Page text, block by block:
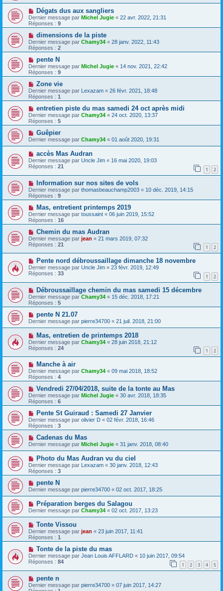
Dégats dus aux sangliers
Dernier message par Michel Jugie « 22 avr. 2022, 21:31
Réponses : 9
dimensions de la piste
Dernier message par Chamy34 « 28 janv. 2022, 11:43
Réponses : 2
pente N
Dernier message par Michel Jugie « 14 nov. 2021, 22:42
Réponses : 9
Zone vie
Dernier message par Lexazam « 26 févr. 2021, 18:48
Réponses : 1
entretien piste du mas samedi 24 oct après midi
Dernier message par Chamy34 « 24 oct. 2020, 13:37
Réponses : 5
Guêpier
Dernier message par Chamy34 « 01 août 2020, 19:31
accès Mas Audran
Dernier message par Uncle Jim « 16 mai 2020, 19:03
Réponses : 21 1 2
Information sur nos sites de vols
Dernier message par thomasbeauchamp2003 « 10 déc. 2019, 14:15
Réponses : 9
Mas, entretient printemps 2019
Dernier message par toussaint « 06 juin 2019, 15:52
Réponses : 16
Chemin du mas Audran
Dernier message par jean « 21 mars 2019, 07:32
Réponses : 21 1 2
Pente nord débroussaillage dimanche 18 novembre
Dernier message par Uncle Jim « 23 févr. 2019, 12:49
Réponses : 33 1 2
Débroussaillage chemin du mas samedi 15 décembre
Dernier message par Chamy34 « 15 déc. 2018, 17:21
Réponses : 5
pente N 21.07
Dernier message par pierre34700 « 21 juil. 2018, 21:00
Mas, entretien de printemps 2018
Dernier message par Chamy34 « 28 juin 2018, 21:12
Réponses : 24 1 2
Manche à air
Dernier message par Chamy34 « 09 mai 2018, 18:52
Réponses : 4
Vendredi 27/04/2018, suite de la tonte au Mas
Dernier message par Michel Jugie « 30 avr. 2018, 18:35
Réponses : 6
Pente St Guiraud : Samedi 27 Janvier
Dernier message par olivier D « 02 févr. 2018, 16:46
Réponses : 3
Cadenas du Mas
Dernier message par Michel Jugie « 31 janv. 2018, 08:40
Photo du Mas Audran vu du ciel
Dernier message par Lexazam « 30 janv. 2018, 12:43
Réponses : 3
pente N
Dernier message par pierre34700 « 02 oct. 2017, 18:25
Préparation berges du Salagou
Dernier message par Chamy34 « 02 oct. 2017, 13:23
Tonte Vissou
Dernier message par jean « 23 juin 2017, 11:41
Réponses : 1
Tonte de la piste du mas
Dernier message par Jean Louis AFFLARD « 10 juin 2017, 09:54
Réponses : 84 1 2 3 4 5
pente n
Dernier message par pierre34700 « 07 juin 2017, 14:27